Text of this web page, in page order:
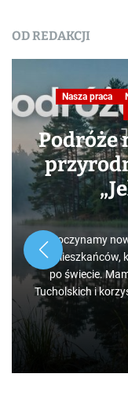
OD REDAKCJI
Nasza praca
Podróże
Rozpoczynamy
jak i
po świecie.
Tucholskich i